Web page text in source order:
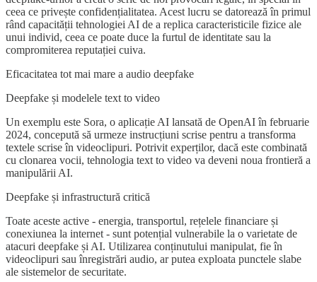
ceea ce privește confidențialitatea. Acest lucru se datorează în primul
rând capacității tehnologiei AI de a replica caracteristicile fizice ale
unui individ, ceea ce poate duce la furtul de identitate sau la
compromiterea reputației cuiva.
Eficacitatea tot mai mare a audio deepfake
Deepfake și modelele text to video
Un exemplu este Sora, o aplicație AI lansată de OpenAI în februarie
2024, concepută să urmeze instrucțiuni scrise pentru a transforma
textele scrise în videoclipuri. Potrivit experților, dacă este combinată
cu clonarea vocii, tehnologia text to video va deveni noua frontieră a
manipulării AI.
Deepfake și infrastructură critică
Toate aceste active - energia, transportul, rețelele financiare și
conexiunea la internet - sunt potențial vulnerabile la o varietate de
atacuri deepfake și AI. Utilizarea conținutului manipulat, fie în
videoclipuri sau înregistrări audio, ar putea exploata punctele slabe
ale sistemelor de securitate.